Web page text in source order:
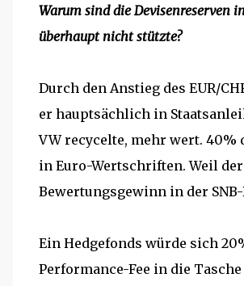
Warum sind die Devisenreserven
überhaupt nicht stützte?
Durch den Anstieg des EUR/
er hauptsächlich in
VW recycelte, mehr wert. 40%
in Euro-Wertschriften. Weil
Bewertungsgewinn in der
Ein Hedgefonds würde sich
Performance-Fee in die